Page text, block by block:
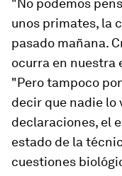
unos primates, la
pasado mañana.
ocurra en nuestra
"Pero tampoco
decir que nadie lo
declaraciones, el
estado de la
cuestiones